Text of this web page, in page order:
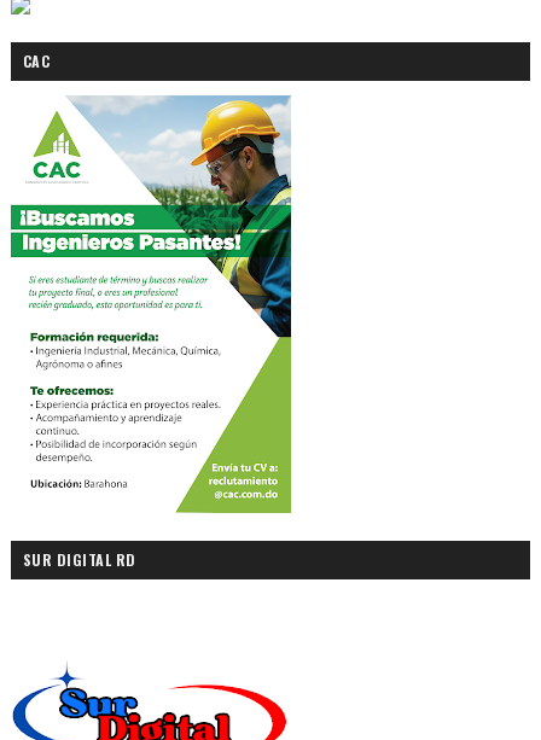
CAC
SUR DIGITAL RD